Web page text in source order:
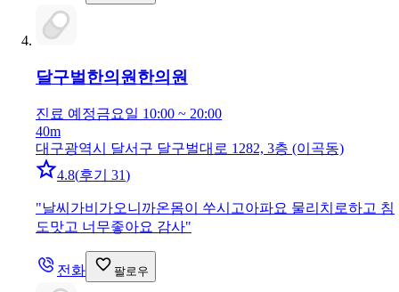
달구벌한의원 한의원
진료 예정금요일 10:00 ~ 20:00
40m
대구광역시 달서구 달구벌대로 1282, 3층 (이곡동)
4.8(후기 31)
"날씨가비가오니까온몸이 쑤시고아파요 물리치로하고 침
도맛고 너무좋아요 감사"
전화 팔로우